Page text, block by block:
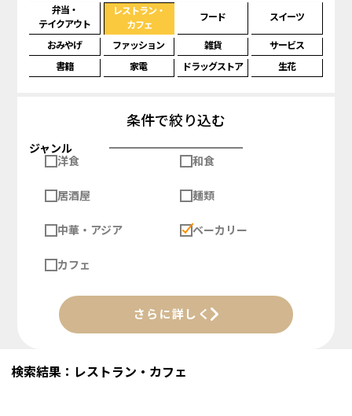
弁当・
テイクアウト
レストラン・
カフェ
フード スイーツ
おみやげ ファッション 雑貨
サービス
書籍
家電 ドラッグストア 生花
条件で絞り込む
ジャンル
洋食
和食
居酒屋 麺類
中華・アジア ベーカリー
カフェ
さらに詳しく
検索結果：レストラン・カフェ